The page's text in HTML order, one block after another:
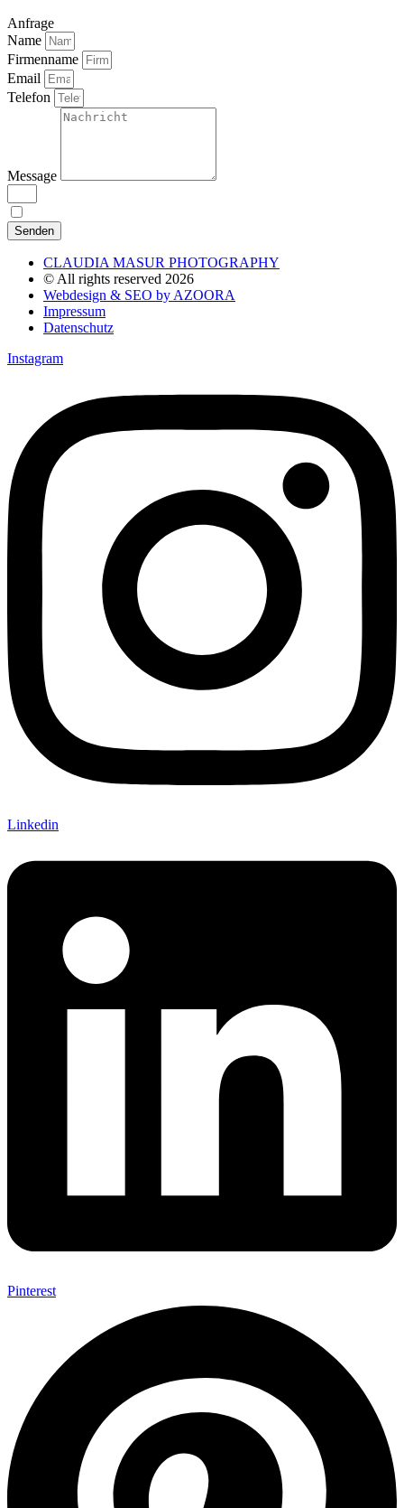
Anfrage
Name
Firmenname
Email
Telefon
Message
Senden
CLAUDIA MASUR PHOTOGRAPHY
© All rights reserved 2026
Webdesign & SEO by AZOORA
Impressum
Datenschutz
Instagram
Linkedin
Pinterest